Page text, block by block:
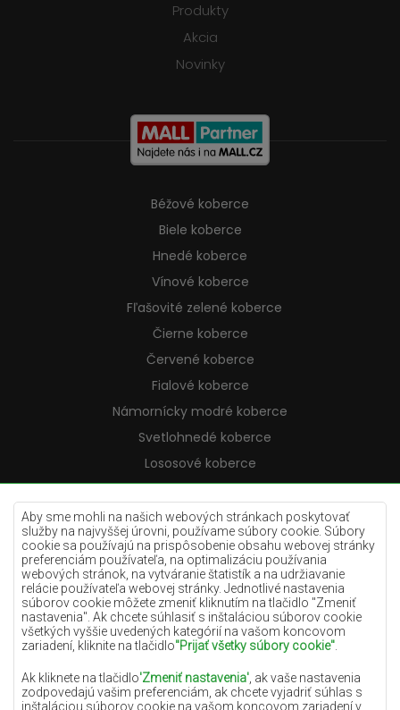
Aby sme mohli na našich webových stránkach poskytovať
služby na najvyššej úrovni, používame súbory cookie. Súbory
cookie sa používajú na prispôsobenie obsahu webovej stránky
preferenciám používateľa, na optimalizáciu používania
webových stránok, na vytváranie štatistík a na udržiavanie
relácie používateľa webovej stránky. Jednotlivé nastavenia
súborov cookie môžete zmeniť kliknutím na tlačidlo "Zmeniť
nastavenia". Ak chcete súhlasiť s inštaláciou súborov cookie
všetkých vyššie uvedených kategórií na vašom koncovom
zariadení, kliknite na tlačidlo"Prijať všetky súbory cookie"
Ak kliknete na tlačidlo'Zmeniť nastavenia' , ak vaše nastavenia
zodpovedajú vašim preferenciám, ak chcete vyjadriť súhlas s
inštaláciou súborov cookie na vašom koncovom zariadení v
Produkty
Akcia
Novinky
Béžové koberce
Biele koberce
Hnedé koberce
Vínové koberce
Fľašovité zelené koberce
Čierne koberce
Červené koberce
Fialové koberce
Námornícky modré koberce
Svetlohnedé koberce
Lososové koberce
Krémové koberce
Lilac koberce
Žlté koberce
Mätové koberce
Modré koberce
Oranžové koberce
Ružové koberce
Šedé koberce
Terakotové koberce